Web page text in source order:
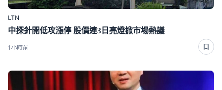
LTN
中探針開低攻漲停 股價連3日亮燈掀市場熱議
1小時前